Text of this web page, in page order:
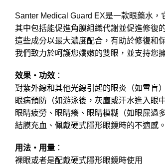
Santer Medical Guard EX是一款眼藥水，
其中包括能促進角膜組織代謝並促進修復
這些成分以最大濃度配合，有助於修復和
我們致力於呵護您嬌嫩的雙眼，並支持您
效果・功效 ：
對紫外線和其他光線引起的眼炎（如雪盲
眼病預防（如游泳後，灰塵或汗水進入眼
眼睛疲勞、眼睛癢、眼睛模糊（如眼屎過
結膜充血、佩戴硬式隱形眼鏡時的不適感。
用法・用量 ：
裸眼或者是配戴硬式隱形眼鏡時使用